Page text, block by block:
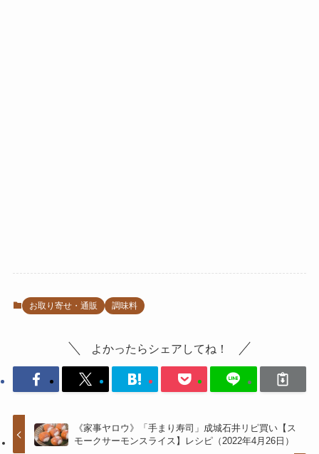
お取り寄せ・通販 調味料
よかったらシェアしてね！
《家事ヤロウ》「手まり寿司」成城石井リピ買い【ス
モークサーモンスライス】レシピ（2022年4月26日）